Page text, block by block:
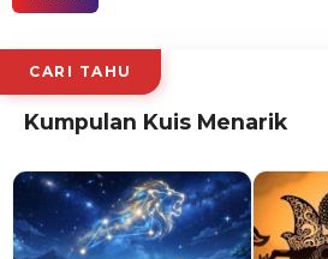
CARI TAHU
Kumpulan Kuis Menarik